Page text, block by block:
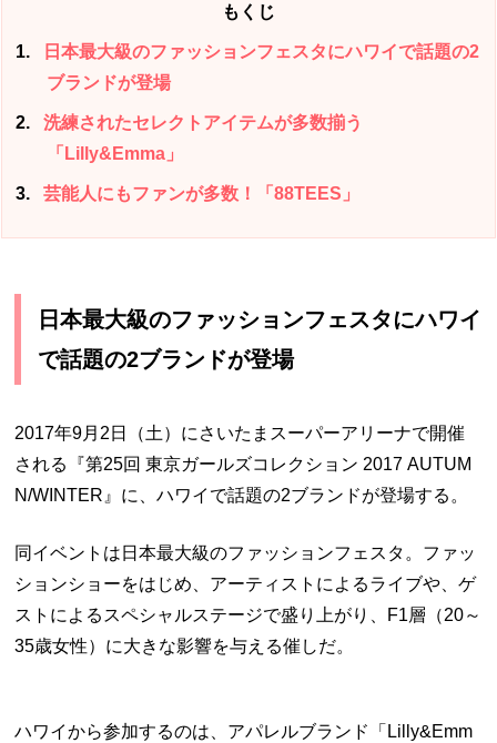
もくじ
1
日本最大級のファッションフェスタにハワイで話題の2
ブランドが登場
2
洗練されたセレクトアイテムが多数揃う
「Lilly&Emma」
3 芸能人にもファンが多数！「88TEES」
日本最大級のファッションフェスタにハワイ
で話題の2ブランドが登場
2017年9月2日（土）にさいたまスーパーアリーナで開催
される
『第25回 東京ガールズコレクション 2017 AUTUM
N/WINTER』に、ハワイで話題の2ブランドが登場する。
同イベントは日本最大級のファッションフェスタ。ファッ
ションショーをはじめ、アーティストによるライブや、ゲ
ストによるスペシャルステージで盛り上がり、F1層（20～
35歳女性）に大きな影響を与える催しだ。
ハワイから参加するのは、アパレルブランド「Lilly&Emm